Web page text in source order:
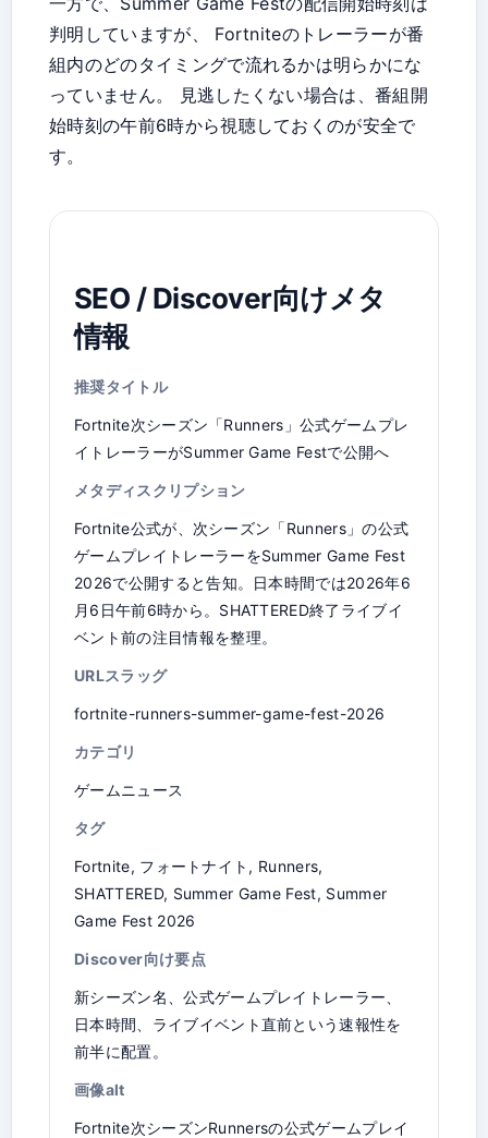
判明していますが、 Fortniteのトレーラーが番
組内のどのタイミングで流れるかは明らかにな
っていません。 見逃したくない場合は、番組開
始時刻の午前6時から視聴しておくのが安全で
す。
SEO / Discover向けメタ
情報
推奨タイトル
Fortnite次シーズン「Runners」公式ゲームプレ
イトレーラーがSummer Game Festで公開へ
メタディスクリプション
Fortnite公式が、次シーズン「Runners」の公式
ゲームプレイトレーラーをSummer Game Fest
2026で公開すると告知。日本時間では2026年6
月6日午前6時から。SHATTERED終了ライブイ
ベント前の注目情報を整理。
URLスラッグ
fortnite-runners-summer-game-fest-2026
カテゴリ
ゲームニュース
タグ
Fortnite, フォートナイト, Runners,
SHATTERED, Summer Game Fest, Summer
Game Fest 2026
Discover向け要点
新シーズン名、公式ゲームプレイトレーラー、
日本時間、ライブイベント直前という速報性を
前半に配置。
画像alt
Fortnite次シーズンRunnersの公式ゲームプレイ